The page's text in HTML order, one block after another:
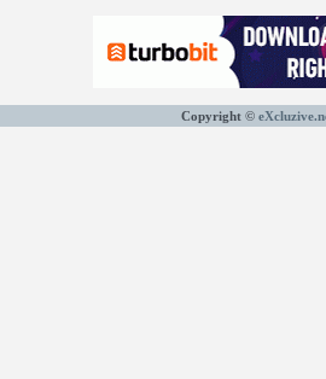
Copyright ©